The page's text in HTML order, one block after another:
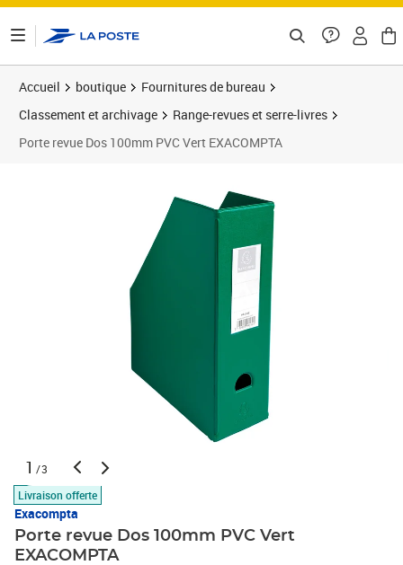
Accueil boutique
Fournitures de bureau
Classement et archivage
Range-revues et serre-livres
Porte revue Dos 100mm PVC Vert EXACOMPTA
1 /3
Livraison offerte
Exacompta
Porte revue Dos 100mm PVC Vert
EXACOMPTA